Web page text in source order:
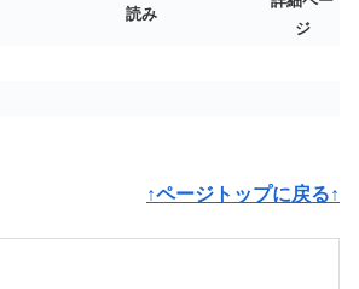
読み
ジ
↑ページトップに戻る↑